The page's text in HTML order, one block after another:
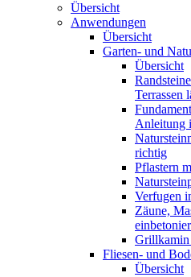
Übersicht
Anwendungen
Übersicht
Garten- und
Übersicht
Terrassen
Anleitung
richtig
Pflastern
Verfugen
Zäune,
Grillkamin
Fliesen- und
Übersicht